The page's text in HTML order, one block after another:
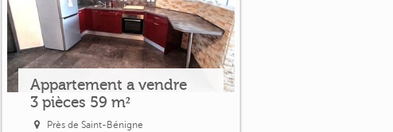
Appartement a vendre
3 pièces 59 m²
Près de Saint-Bénigne